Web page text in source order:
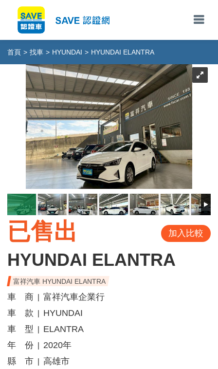
首頁 > 找車 > HYUNDAI > HYUNDAI ELANTRA
已售出 加入比較
HYUNDAI ELANTRA
富祥汽車 HYUNDAI ELANTRA
車 商
富祥汽車企業行
車 款
HYUNDAI
車 型
ELANTRA
年 份
2020年
縣 市
高雄市